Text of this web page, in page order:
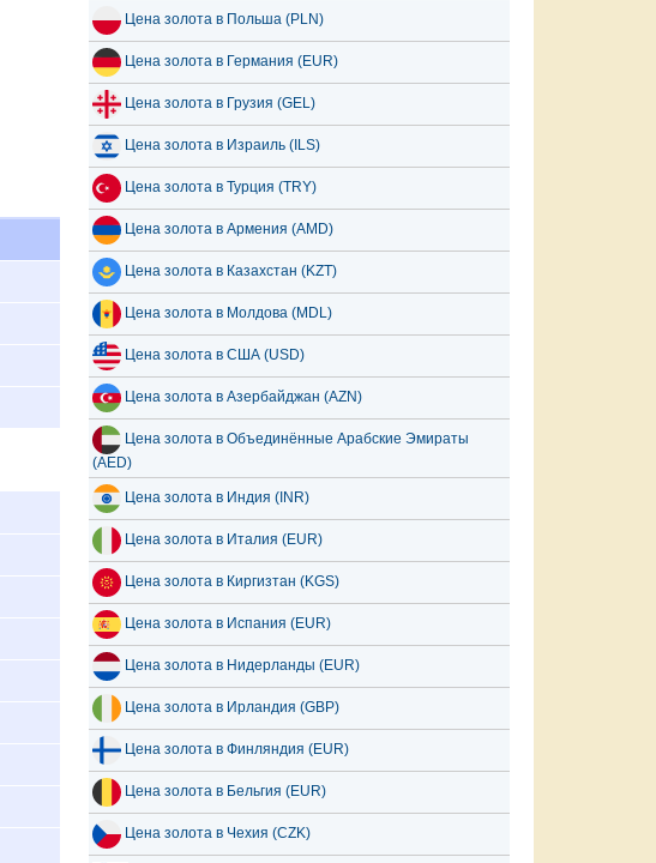
Цена золота в Польша (PLN)
Цена золота в Германия (EUR)
Цена золота в Грузия (GEL)
Цена золота в Израиль (ILS)
Цена золота в Турция (TRY)
Цена золота в Армения (AMD)
Цена золота в Казахстан (KZT)
Цена золота в Молдова (MDL)
Цена золота в США (USD)
Цена золота в Азербайджан (AZN)
Цена золота в Объединённые Арабские Эмираты
(AED)
Цена золота в Индия (INR)
Цена золота в Италия (EUR)
Цена золота в Киргизтан (KGS)
Цена золота в Испания (EUR)
Цена золота в Нидерланды (EUR)
Цена золота в Ирландия (GBP)
Цена золота в Финляндия (EUR)
Цена золота в Бельгия (EUR)
Цена золота в Чехия (CZK)